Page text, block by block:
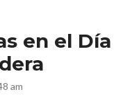
en el Día
am